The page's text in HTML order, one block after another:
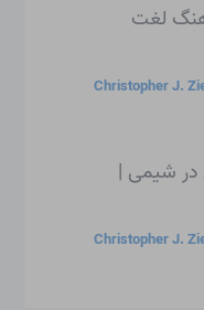
لغت
Christopher J.
در شیمی |
Christopher J.